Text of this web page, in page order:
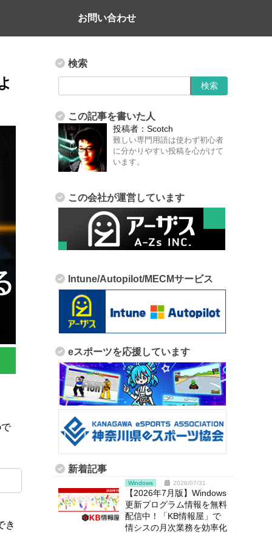
お問い合わせ
き
検索
この記事を書いた人
投稿者： Scotch
難しい専門用語は使わず初心者
に分かりやすい投稿を心がけて
います。
この会社が運営しています
Intune/Autopilot/MECMサービス
eスポーツを応援しています
新着記事
Windows 2026/07/31
【2026年7月版】Windows
更新プログラム情報を無料
配信中！「KB情報屋」で
情シスの月次業務を効率化